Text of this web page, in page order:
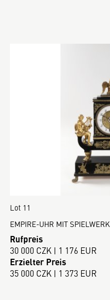
Lot 11
EMPIRE-UHR MIT SPIELWERK
Rufpreis
30 000 CZK | 1 176 EUR
Erzielter Preis
35 000 CZK | 1 373 EUR